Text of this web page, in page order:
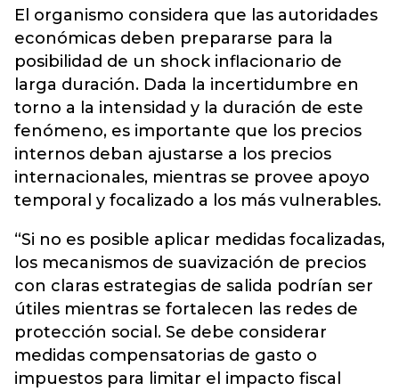
El organismo considera que las autoridades
económicas deben prepararse para la
posibilidad de un shock inflacionario de
larga duración. Dada la incertidumbre en
torno a la intensidad y la duración de este
fenómeno, es importante que los precios
internos deban ajustarse a los precios
internacionales, mientras se provee apoyo
temporal y focalizado a los más vulnerables.
“Si no es posible aplicar medidas focalizadas,
los mecanismos de suavización de precios
con claras estrategias de salida podrían ser
útiles mientras se fortalecen las redes de
protección social. Se debe considerar
medidas compensatorias de gasto o
impuestos para limitar el impacto fiscal